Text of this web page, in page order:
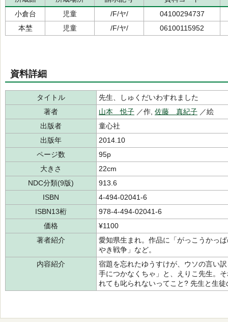
小倉台
児童 /F/ヤ/
04100294737
本埜
児童 /F/ヤ/ 06100115952
資料詳細
タイトル
先生、しゅくだいわすれました
著者
山本 悦子 ／作, 佐藤 真紀子 ／絵
出版者
童心社
出版年
2014.10
ページ数
95p
大きさ
22cm
NDC分類(9版)
913.6
ISBN
4-494-02041-6
ISBN13桁
978-4-494-02041-6
価格
¥1100
著者紹介
愛知県生まれ。作品に「がっこうかっ
やき戦争」など。
内容紹介
宿題を忘れたゆうすけが、ウソの言い
手につかなくちゃ」と、えりこ先生。
れても叱られないってこと? 先生と生